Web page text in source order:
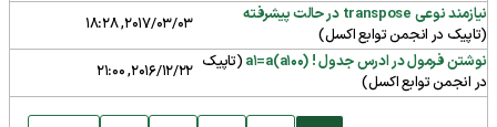
نیازمند نوعی transpose در حالت پیشرفته
(تاپیک در انجمنتوابع اکسل)
2017/03/03, 18:28
نوشتن فرمول در ادرس جدول ! a1=a(a100)
(تاپیک
در انجمنتوابع اکسل)
2016/12/22, 21:00